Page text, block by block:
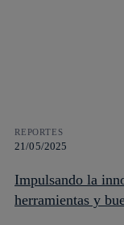
REPORTES
21/05/2025
Impulsando la
herramientas y